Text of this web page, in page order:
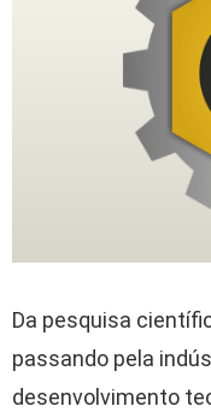
Da pesquisa
passando pela
desenvolvimento